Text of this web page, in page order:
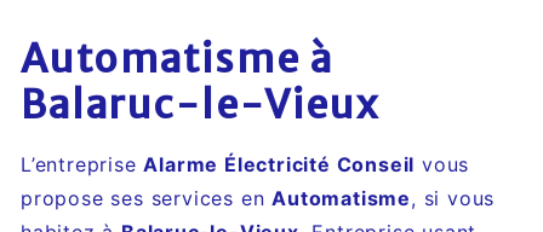
Automatisme à
Balaruc-le-Vieux
L’entrepriseAlarme Électricité Conseil vous
propose ses services enAutomatisme, si vous